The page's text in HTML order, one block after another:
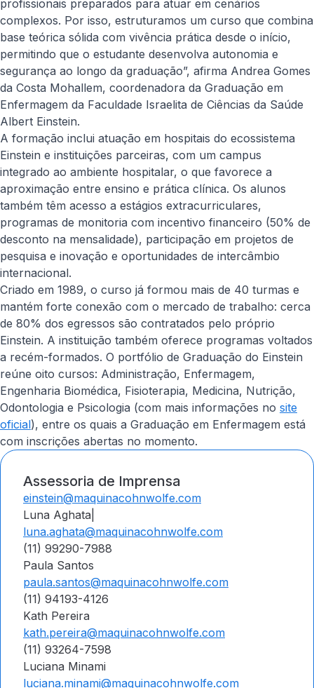
profissionais preparados para atuar em cenários
complexos. Por isso, estruturamos um curso que combina
base teórica sólida com vivência prática desde o início,
permitindo que o estudante desenvolva autonomia e
segurança ao longo da graduação”, afirma Andrea Gomes
da Costa Mohallem, coordenadora da Graduação em
Enfermagem da Faculdade Israelita de Ciências da Saúde
Albert Einstein.
A formação inclui atuação em hospitais do ecossistema
Einstein e instituições parceiras, com um campus
integrado ao ambiente hospitalar, o que favorece a
aproximação entre ensino e prática clínica. Os alunos
também têm acesso a estágios extracurriculares,
programas de monitoria com incentivo financeiro (50% de
desconto na mensalidade), participação em projetos de
pesquisa e inovação e oportunidades de intercâmbio
internacional.
Criado em 1989, o curso já formou mais de 40 turmas e
mantém forte conexão com o mercado de trabalho: cerca
de 80% dos egressos são contratados pelo próprio
Einstein. A instituição também oferece programas voltados
a recém-formados. O portfólio de Graduação do Einstein
reúne oito cursos: Administração, Enfermagem,
Engenharia Biomédica, Fisioterapia, Medicina, Nutrição,
Odontologia e Psicologia (com mais informações no site
oficial), entre os quais a Graduação em Enfermagem está
com inscrições abertas no momento.
Assessoria de Imprensa
einstein@maquinacohnwolfe.com
Luna Aghata|
luna.aghata@maquinacohnwolfe.com
(11) 99290-7988
Paula Santos
paula.santos@maquinacohnwolfe.com
(11) 94193-4126
Kath Pereira
kath.pereira@maquinacohnwolfe.com
(11) 93264-7598
Luciana Minami
luciana.minami@maquinacohnwolfe.com